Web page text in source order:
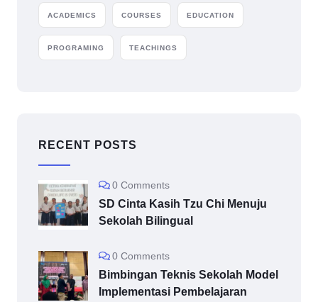
ACADEMICS COURSES EDUCATION
PROGRAMING TEACHINGS
RECENT POSTS
0 Comments
SD Cinta Kasih Tzu Chi Menuju
Sekolah Bilingual
0 Comments
Bimbingan Teknis Sekolah Model
Implementasi Pembelajaran